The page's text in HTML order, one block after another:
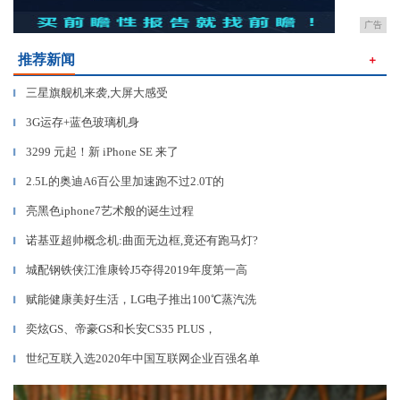
广告
推荐新闻 ＋
▎ 三星旗舰机来袭,大屏大感受
▎ 3G运存+蓝色玻璃机身
▎ 3299 元起！新 iPhone SE 来了
▎ 2.5L的奥迪A6百公里加速跑不过2.0T的
▎ 亮黑色iphone7艺术般的诞生过程
▎ 诺基亚超帅概念机:曲面无边框,竟还有跑马灯?
▎ 城配钢铁侠江淮康铃J5夺得2019年度第一高
▎ 赋能健康美好生活，LG电子推出100℃蒸汽洗
▎ 奕炫GS、帝豪GS和长安CS35 PLUS，
▎ 世纪互联入选2020年中国互联网企业百强名单